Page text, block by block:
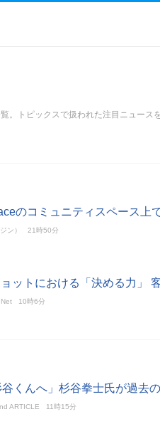
。トピックスで扱われた注目ニュース
のコミュニティスペース上
ン） 21時50分
ットにおける「決める力」
10時6分
谷くんへ」杉谷拳士氏が過去
ARTICLE 11時15分